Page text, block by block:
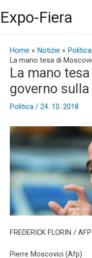
al
contenuto
Expo-Fiera
Home Notizie
Politica
La mano tesa di
La mano
governo
Politica / 24. 10. 2018
FREDERICK FLORIN / AFP
Pierre Moscovici (Afp)
articoli